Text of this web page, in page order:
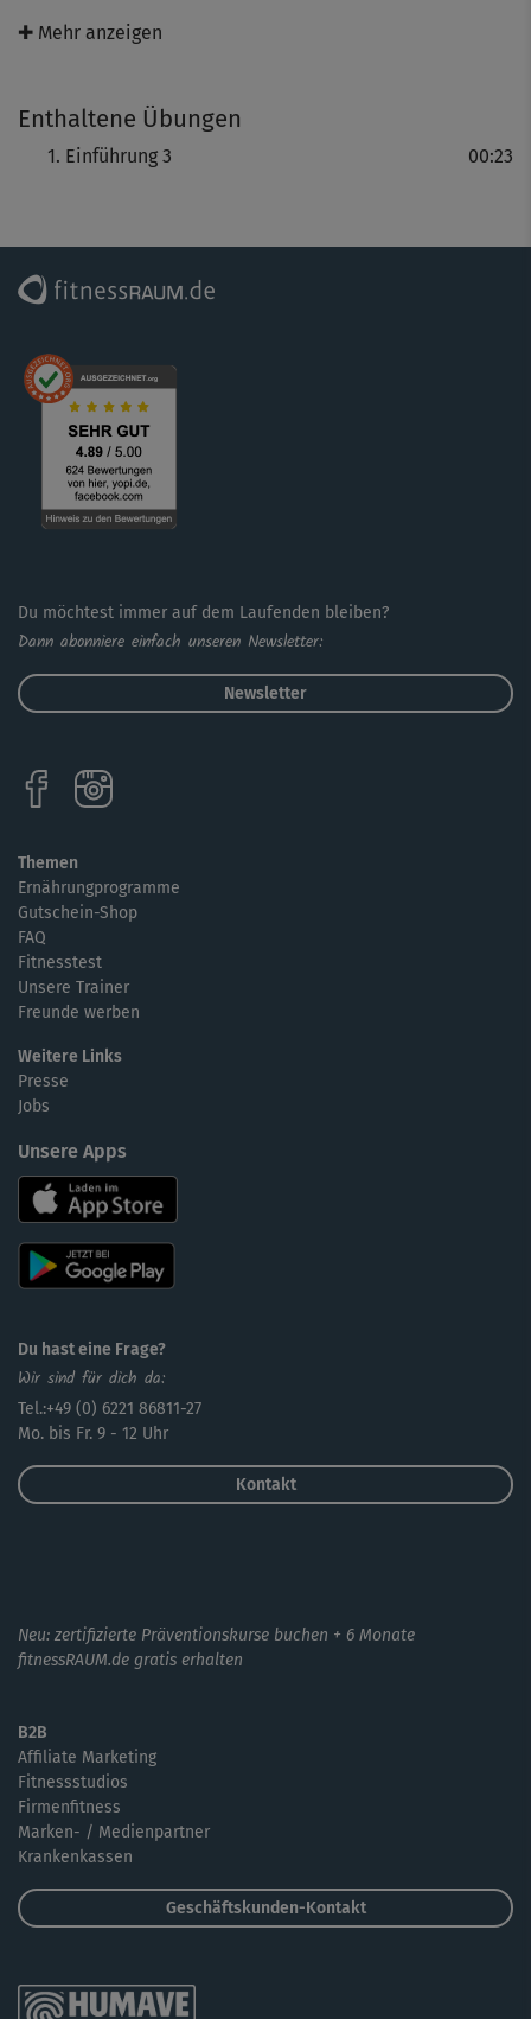
✚ Mehr anzeigen
Enthaltene Übungen
Einführung 3 00:23
Du möchtest immer auf dem Laufenden bleiben?
Dann abonniere einfach unseren Newsletter:
Newsletter
Themen
Ernährungprogramme
Gutschein-Shop
FAQ
Fitnesstest
Unsere Trainer
Freunde werben
Weitere Links
Presse
Jobs
Unsere Apps
Du hast eine Frage?
Wir sind für dich da:
Tel.:+49 (0) 6221 86811-27
Mo. bis Fr. 9 - 12 Uhr
Kontakt
Neu: zertifizierte Präventionskurse buchen + 6 Monate
fitnessRAUM.de gratis erhalten
B2B
Affiliate Marketing
Fitnessstudios
Firmenfitness
Marken- / Medienpartner
Krankenkassen
Geschäftskunden-Kontakt